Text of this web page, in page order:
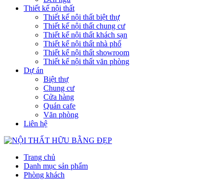
Thiết kế nội thất
Thiết kế nội thất biệt thự
Thiết kế nội thất chung cư
Thiết kế nội thất khách sạn
Thiết kế nội thất nhà phố
Thiết kế nội thất showroom
Thiết kế nội thất văn phòng
Dự án
Biệt thự
Chung cư
Cửa hàng
Quán cafe
Văn phòng
Liên hệ
Trang chủ
Danh mục sản phẩm
Phòng khách